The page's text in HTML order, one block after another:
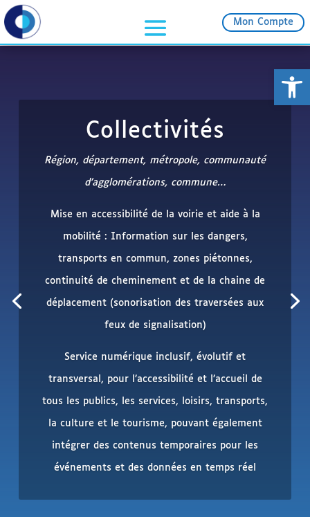
Ouvrir
Mon Compte
Mise en accessibilité des informations en
complément de la signalétique visuelle
Outil de Navigation pour guider les visiteurs
selon leur profil vers une destination du site ou
les transports en commun à proximité
des visiteurs)